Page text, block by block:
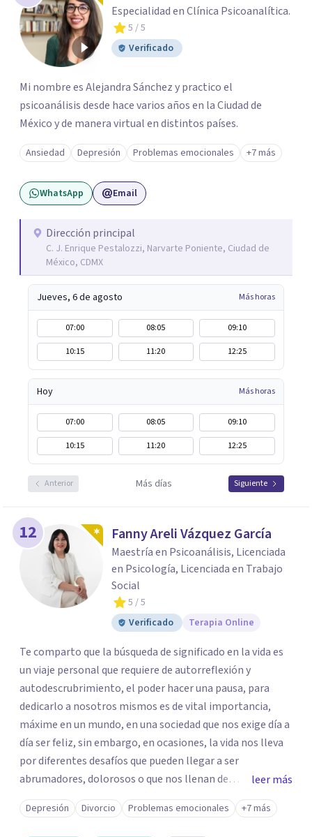
Especialidad en Clínica Psicoanalítica.
5 / 5
Verificado
Mi nombre es Alejandra Sánchez y practico el
psicoanálisis desde hace varios años en la Ciudad de
México y de manera virtual en distintos países.
Ansiedad Depresión Problemas emocionales +7 más
WhatsApp Email
Dirección principal
C. J. Enrique Pestalozzi, Narvarte Poniente, Ciudad de
México, CDMX
Jueves, 6 de agosto Más horas
07:00 08:05
09:10
10:15
11:20 12:25
Hoy Más horas
07:00 08:05
09:10
10:15
11:20 12:25
Anterior Más días Siguiente
12 Fanny Areli Vázquez García
Maestría en Psicoanálisis, Licenciada
en Psicología, Licenciada en Trabajo
Social
5 / 5
Verificado
Terapia Online
Te comparto que la búsqueda de significado en la vida es
un viaje personal que requiere de autorreflexión y
autodescrubrimiento, el poder hacer una pausa, para
dedicarlo a nosotros mismos es de vital importancia,
máxime en un mundo, en una sociedad que nos exige día a
día ser feliz, sin embargo, en ocasiones, la vida nos lleva
por diferentes desafíos que pueden llegar a ser
abrumadores, dolorosos o que nos llenan de
preocupación al momento de tratar de resolverlos. Si
sientes que estos desafíos, dificultan tu vida, te invito a
que exploremos juntos las situaciones que estás viviendo
leer más
Depresión Divorcio Problemas emocionales +7 más